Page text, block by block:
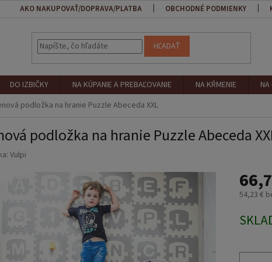
AKO NAKUPOVAŤ/DOPRAVA/PLATBA OBCHODNÉ PODMIENKY
HĽADAŤ
DO IZBIČKY NA KÚPANIE A PREBAĽOVANIE NA KŔMENIE
podložka na hranie Puzzle Abeceda XXL
podložka na hranie Puzzle Abeceda
Vulpi
54,23 €
cena: